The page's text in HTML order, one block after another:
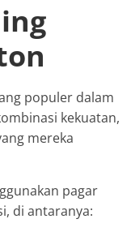
populer dalam
kekuatan,
mereka
pagar
di antaranya: